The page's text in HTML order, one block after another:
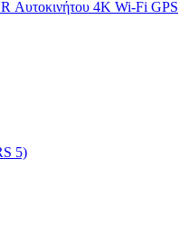
Αυτοκινήτου 4K Wi-Fi GPS
5)